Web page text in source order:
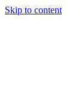
Skip to content